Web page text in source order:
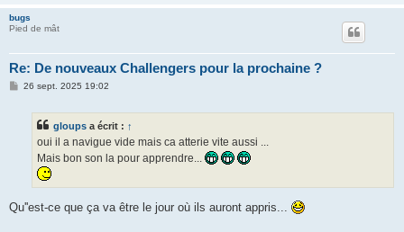
bugs
Pied de mât
Re: De nouveaux Challengers pour la prochaine ?
M26 sept. 2025 19:02
gloups a écrit : ↑
oui il a navigue vide mais ca atterie vite aussi ...
Mais bon son la pour apprendre...
Qu''est-ce que ça va être le jour où ils auront appris...